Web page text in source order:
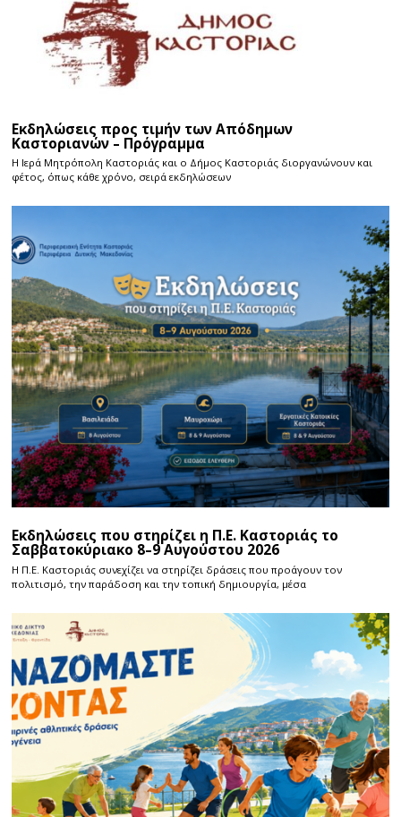
Εκδηλώσεις προς τιμήν των Απόδημων
Καστοριανών – Πρόγραμμα
Η Ιερά Μητρόπολη Καστοριάς και ο Δήμος Καστοριάς διοργανώνουν και
φέτος, όπως κάθε χρόνο, σειρά εκδηλώσεων
Εκδηλώσεις που στηρίζει η Π.Ε. Καστοριάς το
Σαββατοκύριακο 8–9 Αυγούστου 2026
Η Π.E. Καστοριάς συνεχίζει να στηρίζει δράσεις που προάγουν τον
πολιτισμό, την παράδοση και την τοπική δημιουργία, μέσα